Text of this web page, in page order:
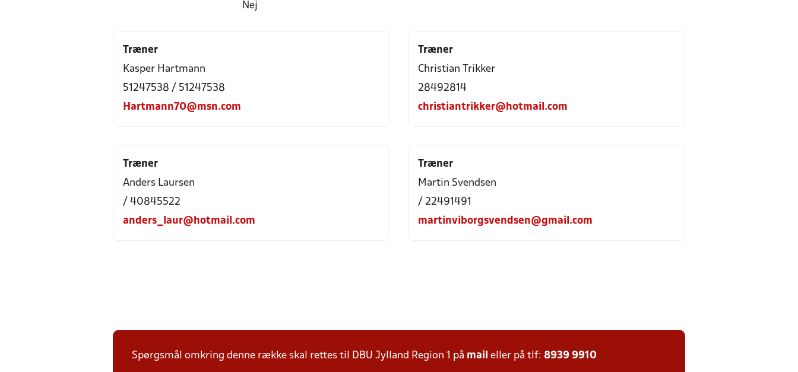
Nej
Træner
Kasper Hartmann
51247538 / 51247538
Hartmann70@msn.com
Træner
Christian Trikker
28492814
christiantrikker@hotmail.com
Træner
Anders Laursen
/ 40845522
anders_laur@hotmail.com
Træner
Martin Svendsen
/ 22491491
martinviborgsvendsen@gmail.com
Spørgsmål omkring denne række skal rettes til DBU Jylland Region 1 på mail eller på tlf: 8939 9910